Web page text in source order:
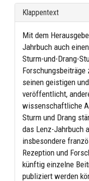
Klappentext
Mit dem
Jahrbuch auch
Sturm-und-Drang-
Forschungsbeiträge
seinen geistigen
veröffentlicht,
wissenschaftliche
Sturm und Drang
das Lenz-Jahrbuch
insbesondere
Rezeption und
künftig einzelne
publiziert werden